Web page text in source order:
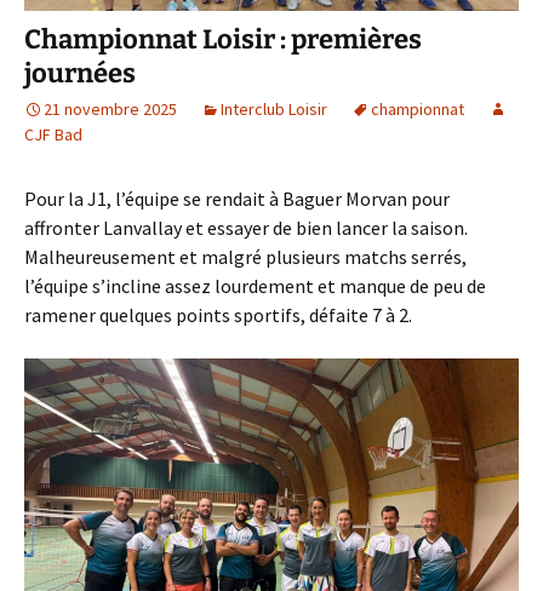
Championnat Loisir : premières
journées
21 novembre 2025 Interclub Loisir
championnat
CJF Bad
Pour la J1, l’équipe se rendait à Baguer Morvan pour
affronter Lanvallay et essayer de bien lancer la saison.
Malheureusement et malgré plusieurs matchs serrés,
l’équipe s’incline assez lourdement et manque de peu de
ramener quelques points sportifs, défaite 7 à 2.